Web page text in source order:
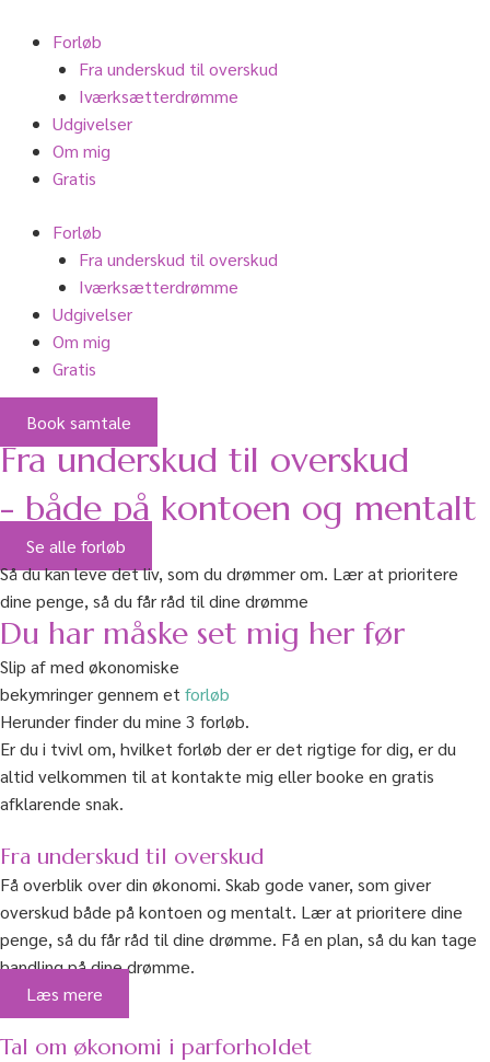
indholdet
Forløb
Fra underskud til overskud
Iværksætterdrømme
Udgivelser
Om mig
Gratis
Forløb
Fra underskud til overskud
Iværksætterdrømme
Udgivelser
Om mig
Gratis
Book samtale
Fra underskud til overskud
- både på kontoen og mentalt
Se alle forløb
Så du kan leve det liv, som du drømmer om. Lær at prioritere
dine penge, så du får råd til dine drømme
Du har måske set mig her før
Slip af med økonomiske
bekymringer gennem et forløb
Herunder finder du mine 3 forløb.
Er du i tvivl om, hvilket forløb der er det rigtige for dig, er du
altid velkommen til at kontakte mig eller booke en gratis
afklarende snak.
Fra underskud til overskud
Få overblik over din økonomi. Skab gode vaner, som giver
overskud både på kontoen og mentalt. Lær at prioritere dine
penge, så du får råd til dine drømme. Få en plan, så du kan tage
handling på dine drømme.
Læs mere
Tal om økonomi i parforholdet